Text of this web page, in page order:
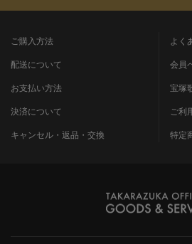
ご購入方法
配送について
お支払い方法
決済について
キャンセル・返品・交換
よく
会員
宝塚
ご利
特定